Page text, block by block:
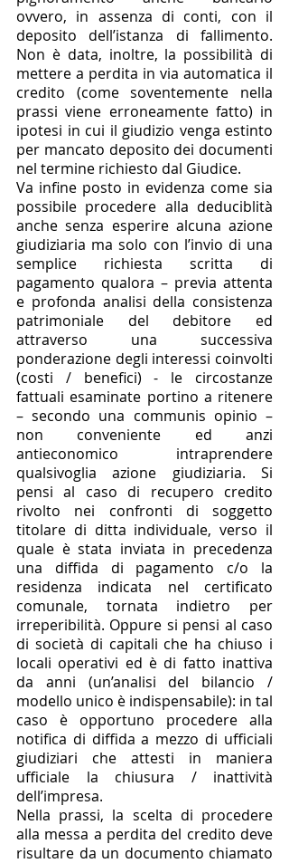
ovvero, in assenza di conti, con il
deposito dell’istanza di fallimento.
Non è data, inoltre, la possibilità di
mettere a perdita in via automatica il
credito (come soventemente nella
prassi viene erroneamente fatto) in
ipotesi in cui il giudizio venga estinto
per mancato deposito dei documenti
nel termine richiesto dal Giudice.
Va infine posto in evidenza come sia
possibile procedere alla deduciblità
anche senza esperire alcuna azione
giudiziaria ma solo con l’invio di una
semplice richiesta scritta di
pagamento qualora – previa attenta
e profonda analisi della consistenza
patrimoniale del debitore ed
attraverso una successiva
ponderazione degli interessi coinvolti
(costi / benefici) - le circostanze
fattuali esaminate portino a ritenere
– secondo una communis opinio –
non conveniente ed anzi
antieconomico intraprendere
qualsivoglia azione giudiziaria. Si
pensi al caso di recupero credito
rivolto nei confronti di soggetto
titolare di ditta individuale, verso il
quale è stata inviata in precedenza
una diffida di pagamento c/o la
residenza indicata nel certificato
comunale, tornata indietro per
irreperibilità. Oppure si pensi al caso
di società di capitali che ha chiuso i
locali operativi ed è di fatto inattiva
da anni (un’analisi del bilancio /
modello unico è indispensabile): in tal
caso è opportuno procedere alla
notifica di diffida a mezzo di ufficiali
giudiziari che attesti in maniera
ufficiale la chiusura / inattività
dell’impresa.
Nella prassi, la scelta di procedere
alla messa a perdita del credito deve
risultare da un documento chiamato